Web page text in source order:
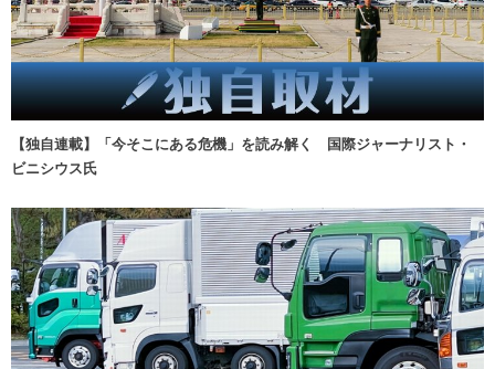
【独自連載】「今そこにある危機」を読み解く 国際ジャーナリスト・
ビニシウス氏